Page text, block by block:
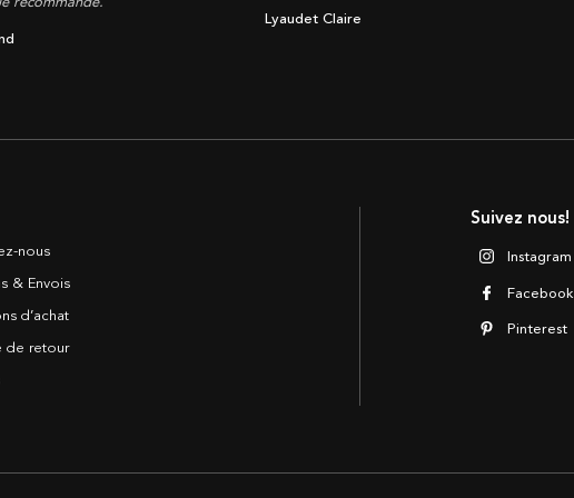
Lyaudet Claire
Suivez nous!
Instagram
Facebook
Pinterest
nous
& Envois
d’achat
de retour